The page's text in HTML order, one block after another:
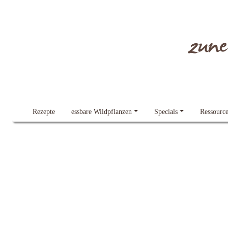
Rezepte essbare Wildpflanzen Specials